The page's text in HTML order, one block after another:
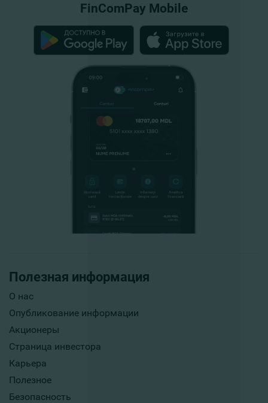
Полезная информация
О нас
Опубликование информации
Акционеры
Страница инвестора
Карьера
Полезное
Безопасность
FinComPay Mobile